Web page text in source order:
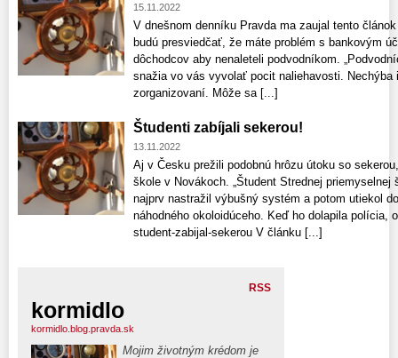
15.11.2022
V dnešnom denníku Pravda ma zaujal tento
budú presviedčať, že máte problém s bankovým
dôchodcov aby nenaleteli podvodníkom.
snažia vo vás vyvolať pocit naliehavosti.
zorganizovaní. Môže sa [...]
Študenti zabíjali sekerou!
13.11.2022
Aj v Česku prežili podobnú hrôzu útoku so
škole v Novákoch. „Študent Strednej
najprv nastražil výbušný systém a potom utiekol
náhodného okoloidúceho. Keď ho dolapila polícia,
student-zabijal-sekerou V článku [...]
RSS
kormidlo
kormidlo.blog.pravda.sk
Mojim životným krédom je